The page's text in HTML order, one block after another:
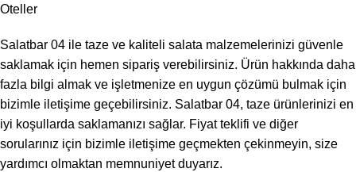
Oteller
Salatbar 04 ile taze ve kaliteli salata malzemelerinizi güvenle
saklamak için hemen sipariş verebilirsiniz. Ürün hakkında daha
fazla bilgi almak ve işletmenize en uygun çözümü bulmak için
bizimle iletişime geçebilirsiniz. Salatbar 04, taze ürünlerinizi en
iyi koşullarda saklamanızı sağlar. Fiyat teklifi ve diğer
sorularınız için bizimle iletişime geçmekten çekinmeyin, size
yardımcı olmaktan memnuniyet duyarız.